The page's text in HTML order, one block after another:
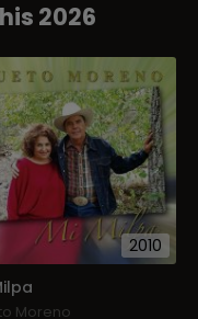
2026
2010
Moreno